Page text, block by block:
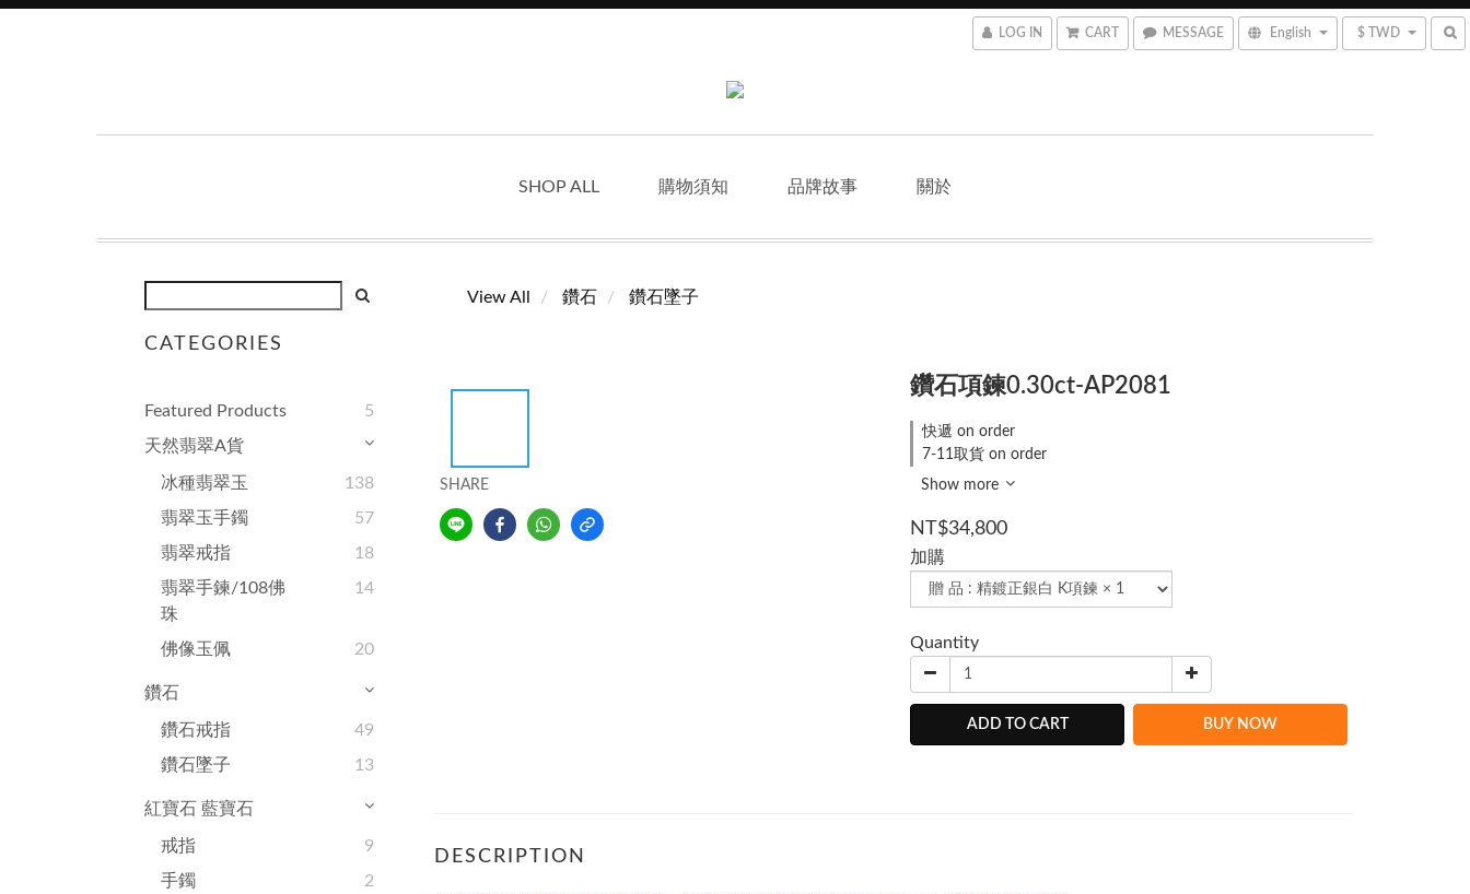
LOG IN CART MESSAGE English $ TWD
SHOP ALL 購物須知 品牌故事 關於
CATEGORIES
Featured Products
5
天然翡翠A貨
冰種翡翠玉
138
翡翠玉手鐲
57
翡翠戒指
18
翡翠手鍊/108佛
珠
14
佛像玉佩 20
鑽石
鑽石戒指
49
鑽石墜子
13
紅寶石 藍寶石
戒指
9
手鐲
2
View All 鑽石 鑽石墜子
SHARE
鑽石項鍊0.30ct-AP2081
快遞 on order
7-11取貨 on order
Show more
NT$34,800
加購
Quantity
ADD TO CART BUY NOW
DESCRIPTION